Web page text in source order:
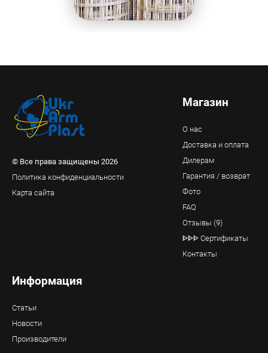
© Все права защищены 2026
Политика конфиденциальности
Карта сайта
Магазин
О нас
Доставка и оплата
Дилерам
Гарантия / возврат
Фото
FAQ
Отзывы (9)
ᐈᐈᐈ Сертификаты
Контакты
Информация
Статьи
Новости
Производители